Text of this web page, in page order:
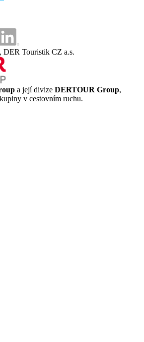
Touristik CZ a.s.
a její divize DERTOUR Group,
v cestovním ruchu.